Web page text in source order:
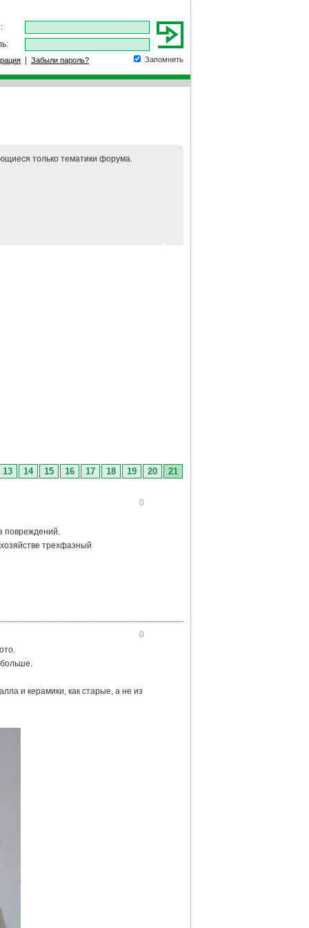
Запомнить
Забыли пароль?
только тематики форума.
13 14 15 16 17 18 19 20 21
0
повреждений.
трехфазный
0
и керамики, как старые, а не из